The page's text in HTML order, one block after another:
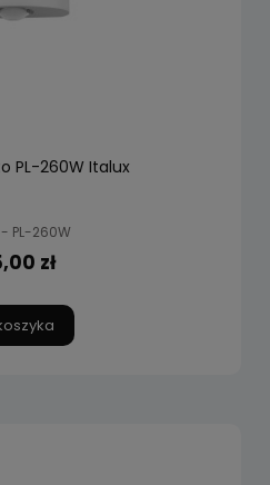
PL-260W Italux
- PL-260W
zł